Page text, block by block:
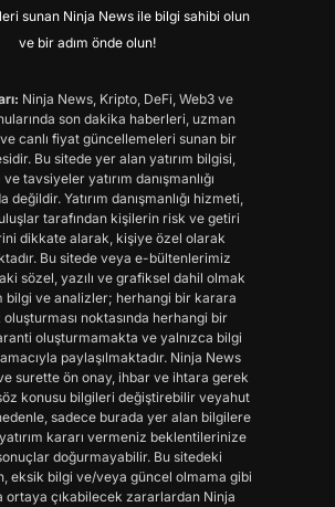
sunan Ninja News ile bilgi sahibi olun
ve bir adım önde olun!
Ninja News, Kripto, DeFi, Web3 ve
son dakika haberleri, uzman
canlı fiyat güncellemeleri sunan bir
Bu sitede yer alan yatırım bilgisi,
tavsiyeler yatırım danışmanlığı
değildir. Yatırım danışmanlığı hizmeti,
tarafından kişilerin risk ve getiri
dikkate alarak, kişiye özel olarak
Bu sitede veya e-bültenlerimiz
sözel, yazılı ve grafiksel dahil olmak
bilgi ve analizler; herhangi bir karara
noktasında herhangi bir
oluşturmamakta ve yalnızca bilgi
paylaşılmaktadır. Ninja News
surette ön onay, ihbar ve ihtara gerek
konusu bilgileri değiştirebilir veyahut
sadece burada yer alan bilgilere
kararı vermeniz beklentilerinize
doğurmayabilir. Bu sitedeki
eksik bilgi ve/veya güncel olmama gibi
ortaya çıkabilecek zararlardan Ninja